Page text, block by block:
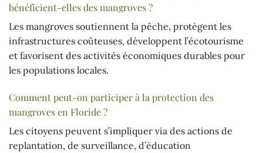
bénéficient-elles des mangroves ?
Les mangroves soutiennent la pêche, protègent les
infrastructures coûteuses, développent l’écotourisme
et favorisent des activités économiques durables pour
les populations locales.
Comment peut-on participer à la protection des
mangroves en Floride ?
Les citoyens peuvent s’impliquer via des actions de
replantation, de surveillance, d’éducation